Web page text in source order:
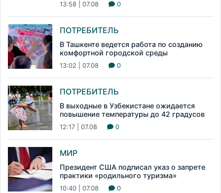
13:58 | 07.08 0
ПОТРЕБИТЕЛЬ
В Ташкенте ведется работа по созданию
комфортной городской среды
13:02 | 07.08 0
ПОТРЕБИТЕЛЬ
В выходные в Узбекистане ожидается
повышение температуры до 42 градусов
12:17 | 07.08 0
МИР
Президент США подписал указ о запрете
практики «родильного туризма»
10:40 | 07.08 0